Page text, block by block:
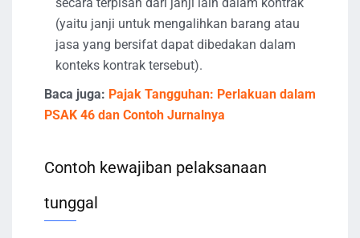
(yaitu janji untuk mengalihkan barang atau
jasa yang bersifat dapat dibedakan dalam
konteks kontrak tersebut).
Baca juga: Pajak Tangguhan: Perlakuan dalam
PSAK 46 dan Contoh Jurnalnya
Contoh kewajiban pelaksanaan
tunggal